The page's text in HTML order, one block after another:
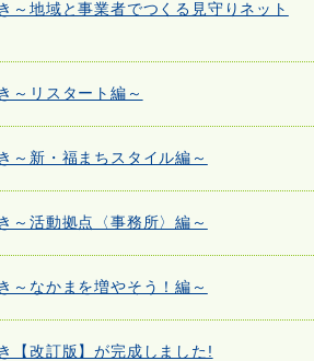
～地域と事業者でつくる見守りネット
～リスタート編～
～新・福まちスタイル編～
～活動拠点〈事務所〉編～
～なかまを増やそう！編～
【改訂版】が完成しました!